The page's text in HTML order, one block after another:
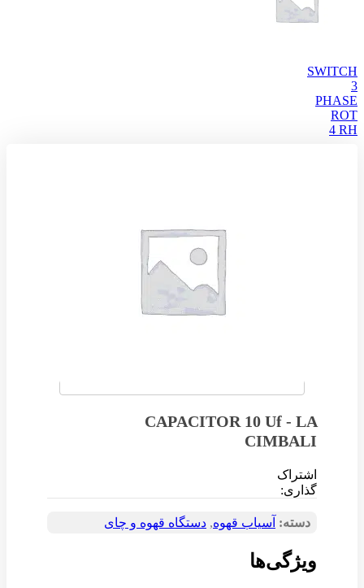
SWITCH
3
PHASE
ROT
4 RH
CAPACITOR 10 Uf - LA
CIMBALI
اشتراک
گذاری:
دسته: آسیاب قهوه, دستگاه قهوه و چای
ویژگی‌ها